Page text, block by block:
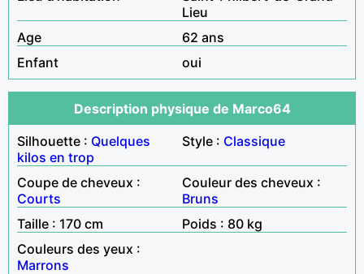
Lieu
Age
62 ans
Enfant
oui
Description physique de Marco64
Silhouette : Quelques
kilos en trop
Style : Classique
Coupe de cheveux :
Courts
Couleur des cheveux :
Bruns
Taille : 170 cm
Poids : 80 kg
Couleurs des yeux :
Marrons